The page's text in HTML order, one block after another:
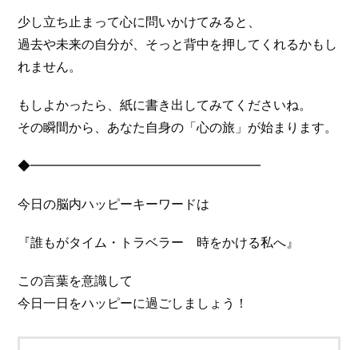
少し立ち止まって心に問いかけてみると、
過去や未来の自分が、そっと背中を押してくれるかもし
れません。
もしよかったら、紙に書き出してみてくださいね。
その瞬間から、あなた自身の「心の旅」が始まります。
◆━━━━━━━━━━━━━━━━━━
今日の脳内ハッピーキーワードは
『誰もがタイム・トラベラー 時をかける私へ』
この言葉を意識して
今日一日をハッピーに過ごしましょう！